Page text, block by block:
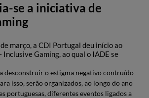
se a iniciativa de
março, a CDI Portugal deu início ao
Gaming, ao qual o IADE se
desconstruir o estigma negativo contruído
isso, serão organizados, ao longo do ano
portuguesas, diferentes eventos ligados a